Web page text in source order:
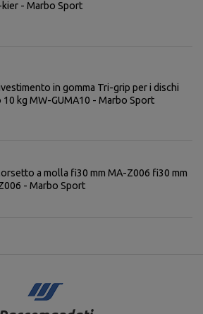
- Marbo Sport
in gomma Tri-grip per i dischi
10 kg MW-GUMA10 - Marbo Sport
a molla fi30 mm MA-Z006 fi30 mm
- Marbo Sport